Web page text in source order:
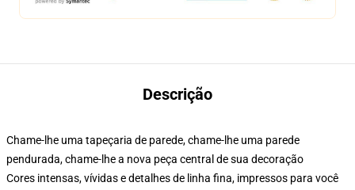
Descrição
Chame-lhe uma tapeçaria de parede, chame-lhe uma parede
pendurada, chame-lhe a nova peça central de sua decoração
Cores intensas, vívidas e detalhes de linha fina, impressos para você